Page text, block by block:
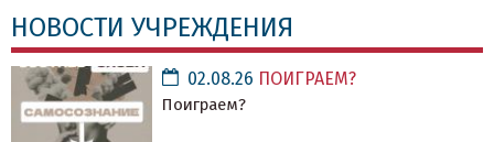
НОВОСТИ УЧРЕЖДЕНИЯ
02.08.26 ПОИГРАЕМ?
Поиграем?